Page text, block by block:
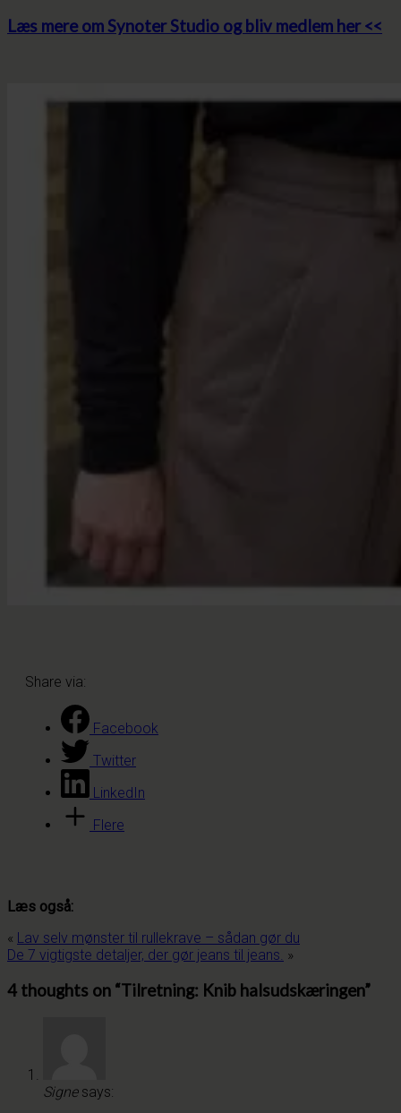
Læs mere om Synoter Studio og bliv medlem her <<
Share via:
Facebook
Twitter
LinkedIn
Flere
Læs også:
« Lav selv mønster til rullekrave – sådan gør du
De 7 vigtigste detaljer, der gør jeans til jeans. »
4 thoughts on “Tilretning: Knib halsudskæringen”
Signe says: